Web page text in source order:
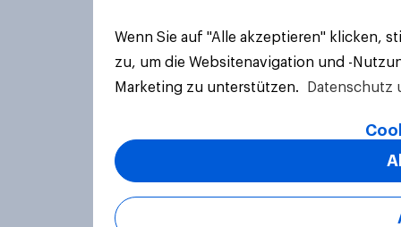
Wenn Sie auf "Alle akzeptieren" klicken,
zu, um die Websitenavigation und -
Marketing zu unterstützen.
Datenschutz